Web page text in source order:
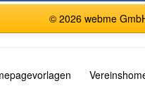
© 2026 webme